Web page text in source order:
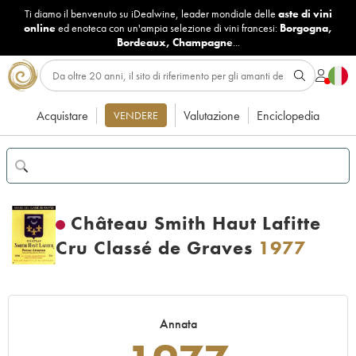
Ti diamo il benvenuto su iDealwine, leader mondiale delle aste di vini
onlineed enoteca con un'ampia selezione di vini francesi: Borgogna,
Bordeaux, Champagne...
Acquistare VENDERE Valutazione Enciclopedia
Château Smith Haut Lafitte
Cru Classé de Graves 1977
Annata